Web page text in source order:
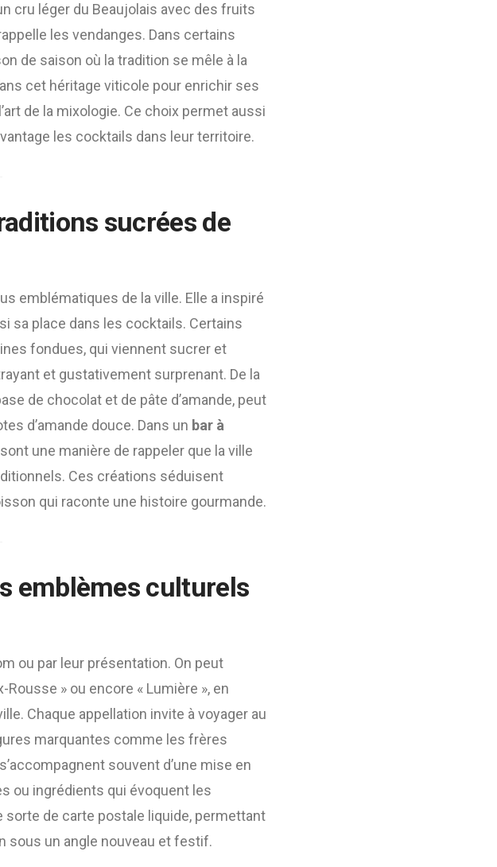
cru léger du Beaujolais avec des fruits
les vendanges. Dans certains
de saison où la tradition se mêle à la
cet héritage viticole pour enrichir ses
de la mixologie. Ce choix permet aussi
les cocktails dans leur territoire.
sucrées de
emblématiques de la ville. Elle a inspiré
sa place dans les cocktails. Certains
fondues, qui viennent sucrer et
et gustativement surprenant. De la
de chocolat et de pâte d’amande, peut
d’amande douce. Dans un bar à
une manière de rappeler que la ville
Ces créations séduisent
qui raconte une histoire gourmande.
emblèmes culturels
ou par leur présentation. On peut
» ou encore « Lumière », en
Chaque appellation invite à voyager au
marquantes comme les frères
souvent d’une mise en
ou ingrédients qui évoquent les
de carte postale liquide, permettant
sous un angle nouveau et festif.